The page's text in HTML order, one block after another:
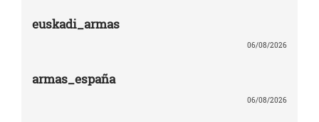
euskadi_armas
06/08/2026
armas_españa
06/08/2026